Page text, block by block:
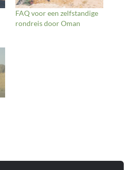
FAQ voor een zelfstandige
rondreis door Oman